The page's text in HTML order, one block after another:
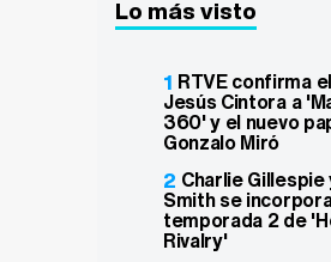
Lo más visto
1 RTVE confirma
Jesús Cintora a
360' y el nuevo
Gonzalo Miró
2 Charlie
Smith se
temporada 2 de
Rivalry'